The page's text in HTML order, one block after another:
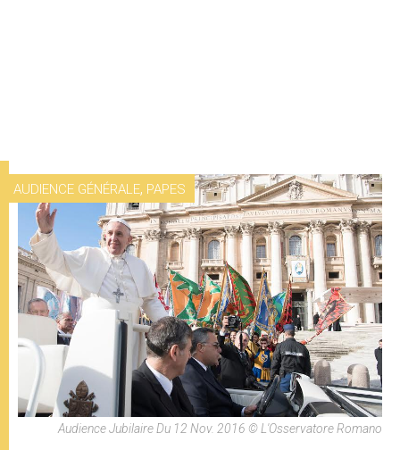
AUDIENCE GÉNÉRALE, PAPES
Audience Jubilaire Du 12 Nov. 2016 © L'Osservatore Romano